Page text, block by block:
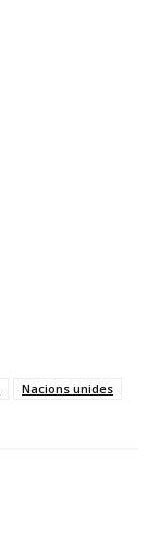
Nacions unides